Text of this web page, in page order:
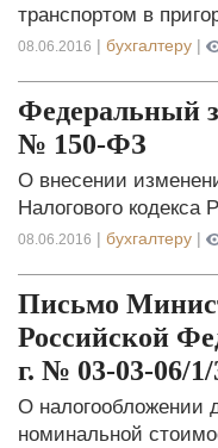
транспортом в
08.06.2016 | бухгалтеру |
Федеральный
№ 150-ФЗ
О внесении
Налогового кодекса
08.06.2016 | бухгалтеру |
Письмо
Российской
г. № 03-03-06/1/
О налогообложении
номинальной